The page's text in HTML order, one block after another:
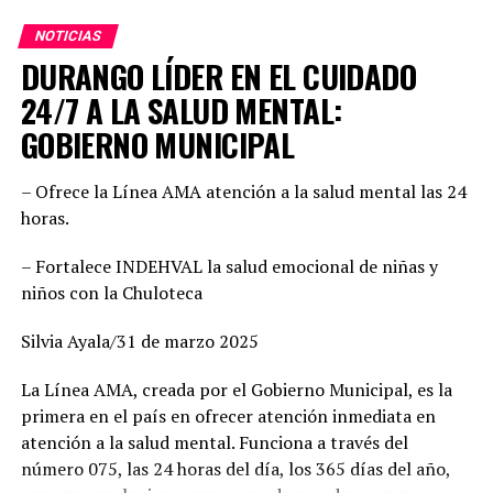
Dany Soto aseguró que la alianza entre PRI y PAN no
responde a cuotas, sino a la búsqueda de los mejores
perfiles para enfrentar el reto electoral. “No hay un solo
municipio negociado ni entregado. Hemos construido un
equipo basado en el mérito, la cercanía con la
posición fue revisada con responsabilidad. Hoy estamos
seguros de que vamos con las y los mejores”, enfatizó,
convicción de ofrecer gobiernos confiables, integrados
por mujeres y hombres de trayectoria probada, leales y
comprometidos con su comunidad.
Por su parte, Mario Salazar destacó el trabajo técnico y
jurídico que permitió solventar las observaciones del
Instituto Electoral para garantizar la validez del
registro de las candidaturas comunes. “Estamos listos
para arrancar. Tenemos una fórmula fuerte, con perfiles
NOTICIAS
DURANGO LÍDER EN EL CUIDADO
24/7 A LA SALUD MENTAL:
GOBIERNO MUNICIPAL
– Ofrece la Línea AMA atención a la salud mental las 24
horas.
– Fortalece INDEHVAL la salud emocional de niñas y
niños con la Chuloteca
Silvia Ayala/31 de marzo 2025
La Línea AMA, creada por el Gobierno Municipal, es la
primera en el país en ofrecer atención inmediata en
atención a la salud mental. Funciona a través del
número 075, las 24 horas del día, los 365 días del año,